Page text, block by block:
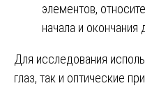
элементов,
начала и окончания
Для исследования
глаз, так и оптические